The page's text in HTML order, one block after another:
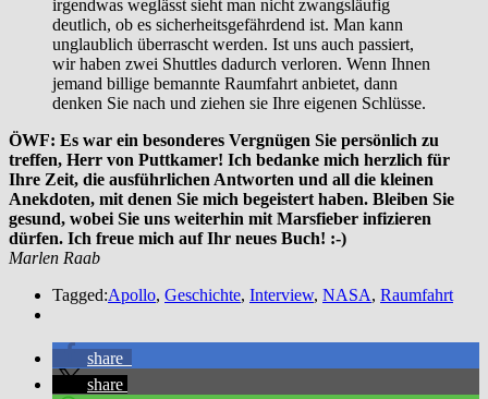
irgendwas weglässt sieht man nicht zwangsläufig
deutlich, ob es sicherheitsgefährdend ist. Man kann
unglaublich überrascht werden. Ist uns auch passiert,
wir haben zwei Shuttles dadurch verloren. Wenn Ihnen
jemand billige bemannte Raumfahrt anbietet, dann
denken Sie nach und ziehen sie Ihre eigenen Schlüsse.
ÖWF: Es war ein besonderes Vergnügen Sie persönlich zu
treffen, Herr von Puttkamer! Ich bedanke mich herzlich für
Ihre Zeit, die ausführlichen Antworten und all die kleinen
Anekdoten, mit denen Sie mich begeistert haben. Bleiben Sie
gesund, wobei Sie uns weiterhin mit Marsfieber infizieren
dürfen. Ich freue mich auf Ihr neues Buch! :-)
Marlen Raab
Tagged:Apollo, Geschichte, Interview, NASA, Raumfahrt
share
share